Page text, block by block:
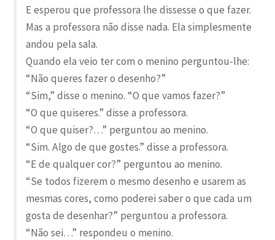
E esperou que professora lhe dissesse o que fazer.
Mas a professora não disse nada. Ela simplesmente
andou pela sala.
Quando ela veio ter com o menino perguntou-lhe:
“Não queres fazer o desenho?”
“Sim,” disse o menino. “O que vamos fazer?”
“O que quiseres.” disse a professora.
“O que quiser?…” perguntou ao menino.
“Sim. Algo de que gostes.” disse a professora.
“E de qualquer cor?” perguntou ao menino.
“Se todos fizerem o mesmo desenho e usarem as
mesmas cores, como poderei saber o que cada um
gosta de desenhar?” perguntou a professora.
“Não sei…” respondeu o menino.